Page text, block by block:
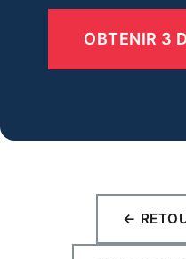
OBTENIR 3
←